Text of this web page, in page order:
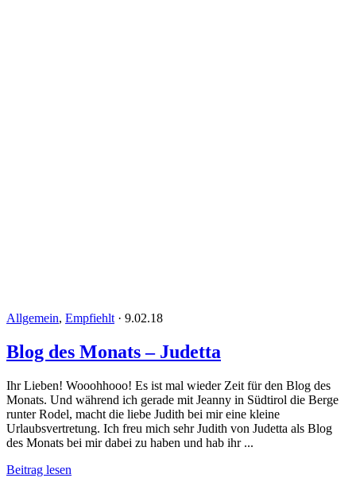
Allgemein, Empfiehlt · 9.02.18
Blog des Monats – Judetta
Ihr Lieben! Wooohhooo! Es ist mal wieder Zeit für den Blog des
Monats. Und während ich gerade mit Jeanny in Südtirol die Berge
runter Rodel, macht die liebe Judith bei mir eine kleine
Urlaubsvertretung. Ich freu mich sehr Judith von Judetta als Blog
des Monats bei mir dabei zu haben und hab ihr ...
Beitrag lesen